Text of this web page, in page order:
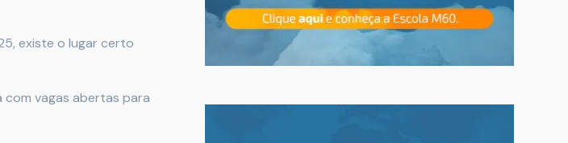
existe o lugar certo
com vagas abertas para